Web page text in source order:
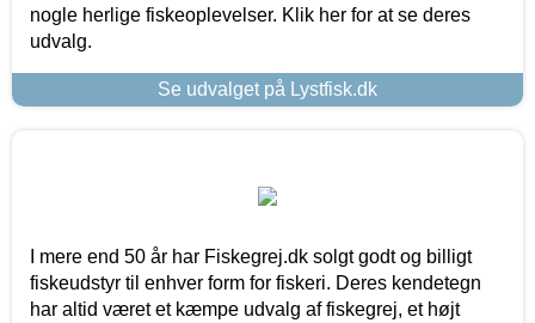
nogle herlige fiskeoplevelser. Klik her for at se deres
udvalg.
Se udvalget på Lystfisk.dk
I mere end 50 år har Fiskegrej.dk solgt godt og billigt
fiskeudstyr til enhver form for fiskeri. Deres kendetegn
har altid været et kæmpe udvalg af fiskegrej, et højt